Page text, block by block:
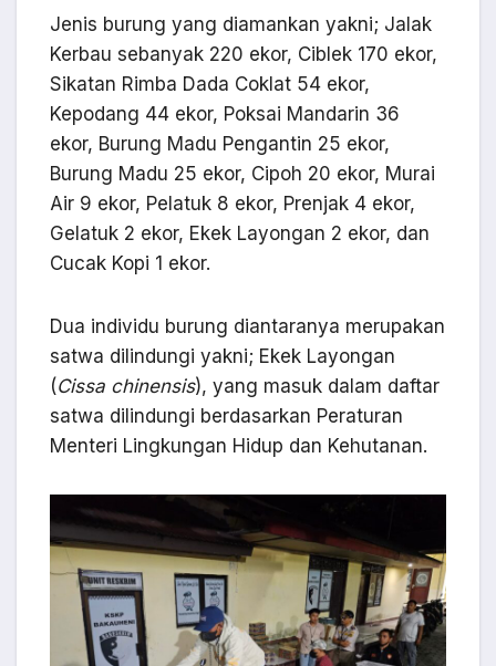
Jenis burung yang diamankan yakni; Jalak
Kerbau sebanyak 220 ekor, Ciblek 170 ekor,
Sikatan Rimba Dada Coklat 54 ekor,
Kepodang 44 ekor, Poksai Mandarin 36
ekor, Burung Madu Pengantin 25 ekor,
Burung Madu 25 ekor, Cipoh 20 ekor, Murai
Air 9 ekor, Pelatuk 8 ekor, Prenjak 4 ekor,
Gelatuk 2 ekor, Ekek Layongan 2 ekor, dan
Cucak Kopi 1 ekor.
Dua individu burung diantaranya merupakan
satwa dilindungi yakni; Ekek Layongan
(Cissa chinensis), yang masuk dalam daftar
satwa dilindungi berdasarkan Peraturan
Menteri Lingkungan Hidup dan Kehutanan.